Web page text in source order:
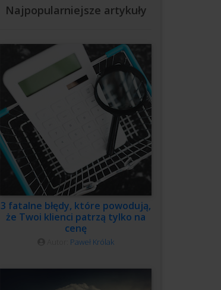
Najpopularniejsze artykuły
3 fatalne błędy, które powodują,
że Twoi klienci patrzą tylko na
cenę
Paweł Królak